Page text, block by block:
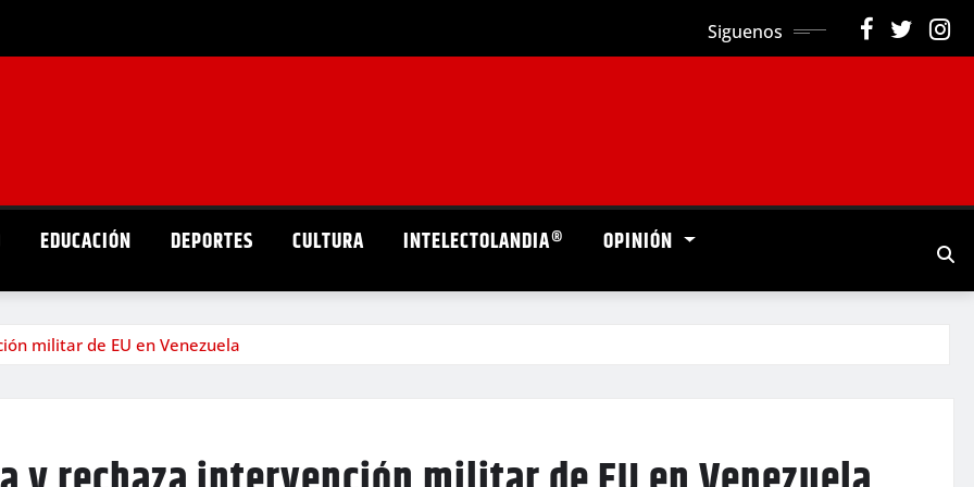
Siguenos
EDUCACIÓN DEPORTES CULTURA INTELECTOLANDIA® OPINIÓN
militar de EU en Venezuela